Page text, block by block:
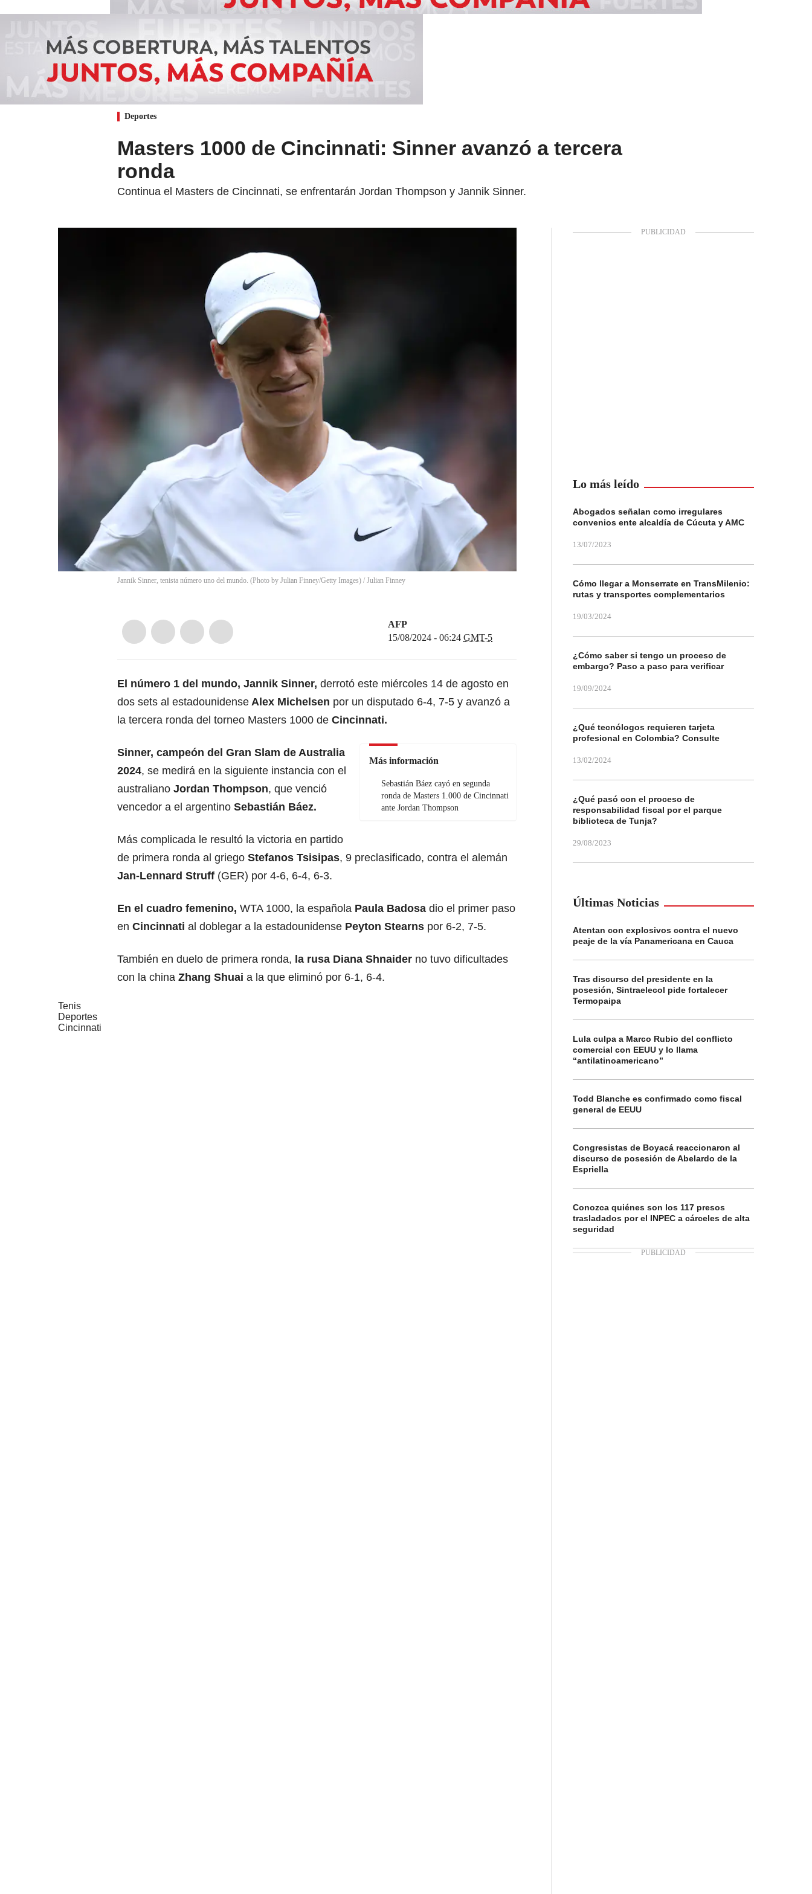
Deportes
Masters 1000 de Cincinnati: Sinner avanzó a tercera
ronda
Continua el Masters de Cincinnati, se enfrentarán Jordan Thompson y Jannik Sinner.
Jannik Sinner, tenista número uno del mundo. (Photo by Julian Finney/Getty Images) / Julian Finney
AFP
15/08/2024 - 06:24 GMT-5
El número 1 del mundo, Jannik Sinner, derrotó este miércoles 14 de agosto en
dos sets al estadounidense Alex Michelsen por un disputado 6-4, 7-5 y avanzó a
la tercera ronda del torneo Masters 1000 de Cincinnati.
Más información
Sebastián Báez cayó en segunda
ronda de Masters 1.000 de Cincinnati
ante Jordan Thompson
Sinner, campeón del Gran Slam de Australia
2024, se medirá en la siguiente instancia con el
australiano Jordan Thompson, que venció
vencedor a el argentino Sebastián Báez.
Más complicada le resultó la victoria en partido
de primera ronda al griego Stefanos Tsisipas, 9 preclasificado, contra el alemán
Jan-Lennard Struff (GER) por 4-6, 6-4, 6-3.
En el cuadro femenino, WTA 1000, la española Paula Badosa dio el primer paso
en Cincinnati al doblegar a la estadounidense Peyton Stearns por 6-2, 7-5.
También en duelo de primera ronda, la rusa Diana Shnaider no tuvo dificultades
con la china Zhang Shuai a la que eliminó por 6-1, 6-4.
Tenis
Deportes
Cincinnati
Lo más leído
Abogados señalan como irregulares
convenios ente alcaldía de Cúcuta y AMC
13/07/2023
Cómo llegar a Monserrate en TransMilenio:
rutas y transportes complementarios
19/03/2024
¿Cómo saber si tengo un proceso de
embargo? Paso a paso para verificar
19/09/2024
¿Qué tecnólogos requieren tarjeta
profesional en Colombia? Consulte
13/02/2024
¿Qué pasó con el proceso de
responsabilidad fiscal por el parque
biblioteca de Tunja?
29/08/2023
Últimas Noticias
Atentan con explosivos contra el nuevo
peaje de la vía Panamericana en Cauca
Tras discurso del presidente en la
posesión, Sintraelecol pide fortalecer
Termopaipa
Lula culpa a Marco Rubio del conflicto
comercial con EEUU y lo llama
“antilatinoamericano”
Todd Blanche es confirmado como fiscal
general de EEUU
Congresistas de Boyacá reaccionaron al
discurso de posesión de Abelardo de la
Espriella
Conozca quiénes son los 117 presos
trasladados por el INPEC a cárceles de alta
seguridad